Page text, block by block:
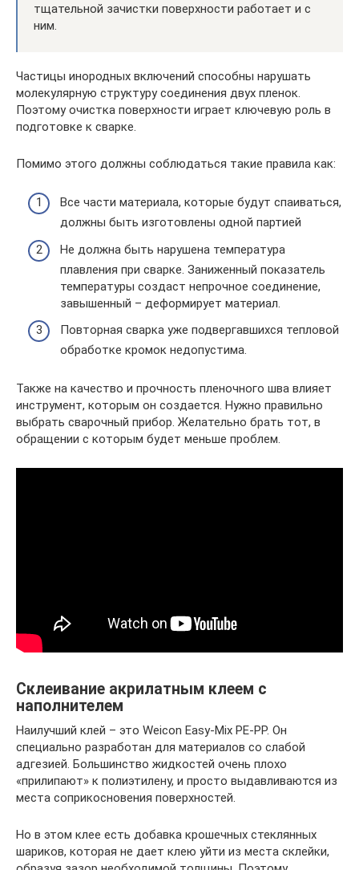
тщательной зачистки поверхности работает и с
ним.
Частицы инородных включений способны нарушать
молекулярную структуру соединения двух пленок.
Поэтому очистка поверхности играет ключевую роль в
подготовке к сварке.
Помимо этого должны соблюдаться такие правила как:
Все части материала, которые будут спаиваться,
должны быть изготовлены одной партией
Не должна быть нарушена температура
плавления при сварке. Заниженный показатель
температуры создаст непрочное соединение,
завышенный – деформирует материал.
Повторная сварка уже подвергавшихся тепловой
обработке кромок недопустима.
Также на качество и прочность пленочного шва влияет
инструмент, которым он создается. Нужно правильно
выбрать сварочный прибор. Желательно брать тот, в
обращении с которым будет меньше проблем.
Склеивание акрилатным клеем с
наполнителем
Наилучший клей – это Weicon Easy-Mix PE-PP. Он
специально разработан для материалов со слабой
адгезией. Большинство жидкостей очень плохо
«прилипают» к полиэтилену, и просто выдавливаются из
места соприкосновения поверхностей.
Но в этом клее есть добавка крошечных стеклянных
шариков, которая не дает клею уйти из места склейки,